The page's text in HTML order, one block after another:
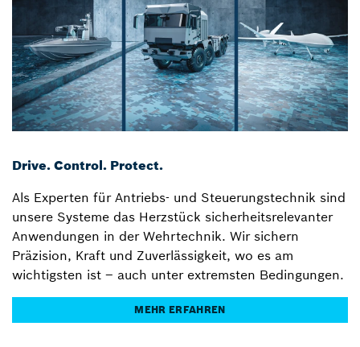
Drive. Control. Protect.
Als Experten für Antriebs- und Steuerungstechnik sind
unsere Systeme das Herzstück sicherheitsrelevanter
Anwendungen in der Wehrtechnik. Wir sichern
Präzision, Kraft und Zuverlässigkeit, wo es am
wichtigsten ist – auch unter extremsten Bedingungen.
MEHR ERFAHREN